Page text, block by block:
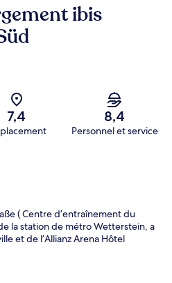
ibis
7,4 8,4
Personnel et service
( Centre d’entraînement du
la station de métro Wetterstein, a
et de l’Allianz Arena Hôtel